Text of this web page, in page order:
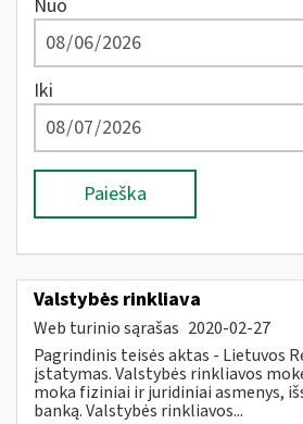
Nuo
Iki
Paieška
Valstybės rinkliava
Web turinio sąrašas 2020-02-27
Pagrindinis teisės aktas - Lietuvos
įstatymas. Valstybės rinkliavos
moka fiziniai ir juridiniai asmenys,
banką. Valstybės rinkliavos...